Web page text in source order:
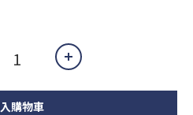
購物車